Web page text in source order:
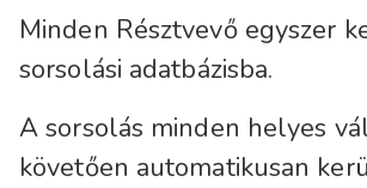
Minden Résztvevő egyszer
sorsolási adatbázisba.
A sorsolás minden helyes
követően automatikusan